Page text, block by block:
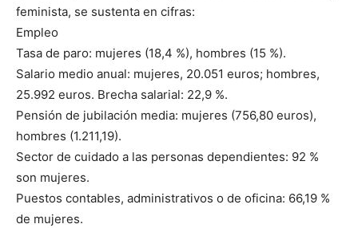
feminista, se sustenta en cifras:
Empleo
Tasa de paro: mujeres (18,4 %), hombres (15 %).
Salario medio anual: mujeres, 20.051 euros; hombres,
25.992 euros. Brecha salarial: 22,9 %.
Pensión de jubilación media: mujeres (756,80 euros),
hombres (1.211,19).
Sector de cuidado a las personas dependientes: 92 %
son mujeres.
Puestos contables, administrativos o de oficina: 66,19 %
de mujeres.